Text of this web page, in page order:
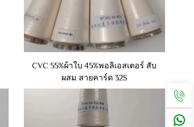
CVC 55%ผ้าใบ 45%พอลิเอสเตอร์ สับ
ผสม สายคาร์ด 32S